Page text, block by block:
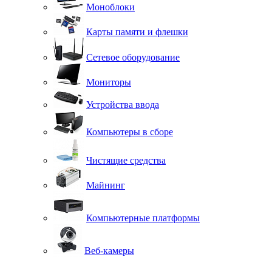
Моноблоки
Карты памяти и флешки
Сетевое оборудование
Мониторы
Устройства ввода
Компьютеры в сборе
Чистящие средства
Майнинг
Компьютерные платформы
Веб-камеры